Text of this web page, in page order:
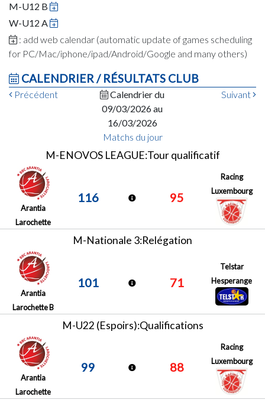
M-U12 B
W-U12 A
: add web calendar (automatic update of games scheduling
for PC/Mac/iphone/ipad/Android/Google and many others)
CALENDRIER / RÉSULTATS CLUB
Précédent
Calendrier du
09/03/2026 au
16/03/2026
Suivant
Matchs du jour
M-ENOVOS LEAGUE:Tour qualificatif
Arantia
Larochette
116 95
Racing
Luxembourg
M-Nationale 3:Relégation
Arantia
Larochette B
101 71
Telstar
Hesperange
M-U22 (Espoirs):Qualifications
Arantia
Larochette
99 88
Racing
Luxembourg